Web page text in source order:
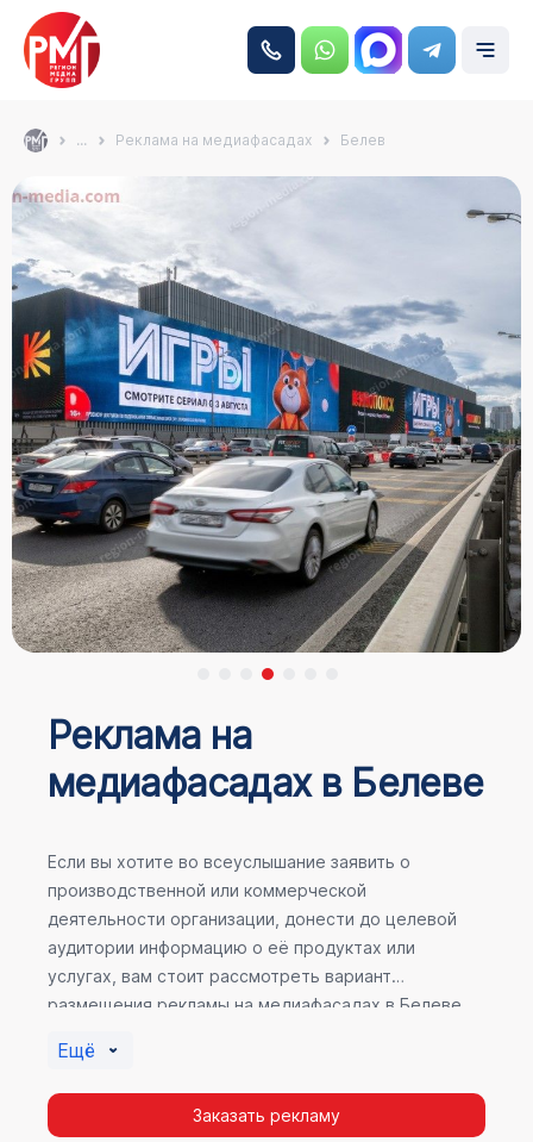
... Реклама на медиафасадах Белев
Реклама на
медиафасадах в Белеве
Если вы хотите во всеуслышание заявить о
производственной или коммерческой
деятельности организации, донести до целевой
аудитории информацию о её продуктах или
услугах, вам стоит рассмотреть вариант
размещения рекламы на медиафасадах в Белеве.
«Регион Медиа Групп».
Ещё
Заказать рекламу